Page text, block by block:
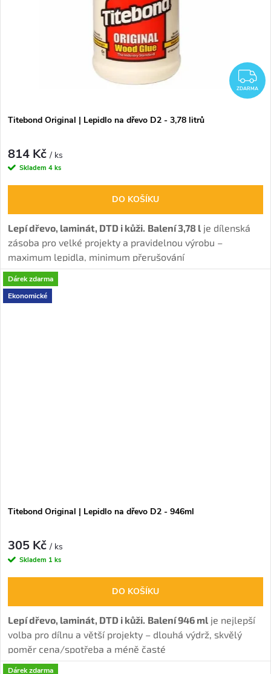
ZDARMA
Titebond Original | Lepidlo na dřevo D2 - 3,78 litrů
814 Kč/ ks
Skladem 4 ks
DO KOŠÍKU
Lepí dřevo, laminát, DTD i kůži. Balení 3,78 l je dílenská
zásoba pro velké projekty a pravidelnou výrobu –
maximum lepidla, minimum přerušování
práce. Nejoblíbenější disperzní lepidlo pro interiérové
spoje s vysokou pevností.
Dárek zdarma
Ekonomické
Titebond Original | Lepidlo na dřevo D2 - 946ml
305 Kč/ ks
Skladem 1 ks
DO KOŠÍKU
Lepí dřevo, laminát, DTD i kůži. Balení 946 ml je nejlepší
volba pro dílnu a větší projekty – dlouhá výdrž, skvělý
poměr cena/spotřeba a méně časté
doplňování. Nejoblíbenější disperzní lepidlo pro
Dárek zdarma